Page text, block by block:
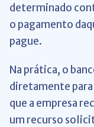
determinado
o pagamento
pague.
Na prática, o
diretamente para
que a empresa
um recurso